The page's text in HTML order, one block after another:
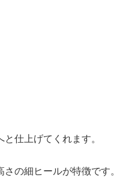
仕上げてくれます。
の細ヒールが特徴です。